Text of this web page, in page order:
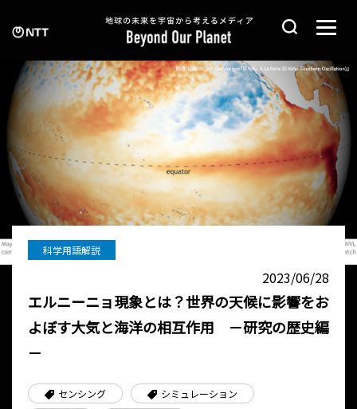
科学用語解説
2023/06/28
エルニーニョ現象とは？世界の天候に影響をお
よぼす大気と海洋の相互作用 －研究の歴史編
－
センシング
シミュレーション